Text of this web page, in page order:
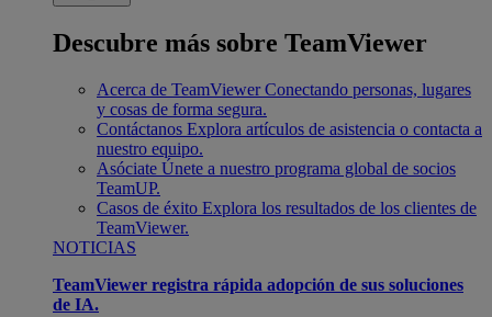
Descubre más sobre TeamViewer
Acerca de TeamViewer Conectando personas, lugares
y cosas de forma segura.
Contáctanos Explora artículos de asistencia o contacta a
nuestro equipo.
Asóciate Únete a nuestro programa global de socios
TeamUP.
Casos de éxito Explora los resultados de los clientes de
TeamViewer.
NOTICIAS
TeamViewer registra rápida adopción de sus soluciones
de IA.